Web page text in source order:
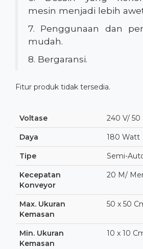
mesin menjadi lebih
7. Penggunaan dan
mudah.
8. Bergaransi.
Fitur produk tidak tersedia.
Voltase 240 V/ 50
Daya 180 Watt
Tipe Semi-
Kecepatan
Konveyor
20 M/
Max. Ukuran
Kemasan
50 x 50
Min. Ukuran
Kemasan
10 x 10